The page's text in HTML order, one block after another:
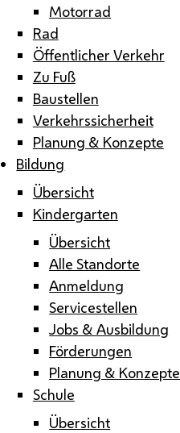
Motorrad
Rad
Öffentlicher Verkehr
Zu Fuß
Baustellen
Verkehrssicherheit
Planung & Konzepte
Bildung
Übersicht
Kindergarten
Übersicht
Alle Standorte
Anmeldung
Servicestellen
Jobs & Ausbildung
Förderungen
Planung & Konzepte
Schule
Übersicht